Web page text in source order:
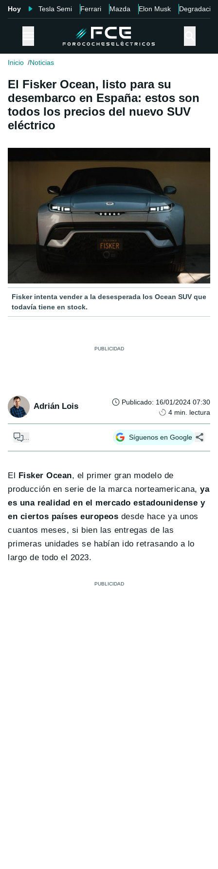
Hoy Tesla Semi Ferrari Mazda Elon Musk Degradación
Inicio Noticias
El Fisker Ocean, listo para su
desembarco en España: estos son
todos los precios del nuevo SUV
eléctrico
Fisker intenta vender a la desesperada los Ocean SUV que
todavía tiene en stock.
Adrián Lois Publicado: 16/01/2024 07:30
4 min. lectura
Síguenos en Google
El Fisker Ocean, el primer gran modelo de
producción en serie de la marca norteamericana,ya
es una realidad en el mercado estadounidense y
en ciertos países europeos desde hace ya unos
cuantos meses, si bien las entregas de las
primeras unidades se habían ido retrasando a lo
largo de todo el 2023.